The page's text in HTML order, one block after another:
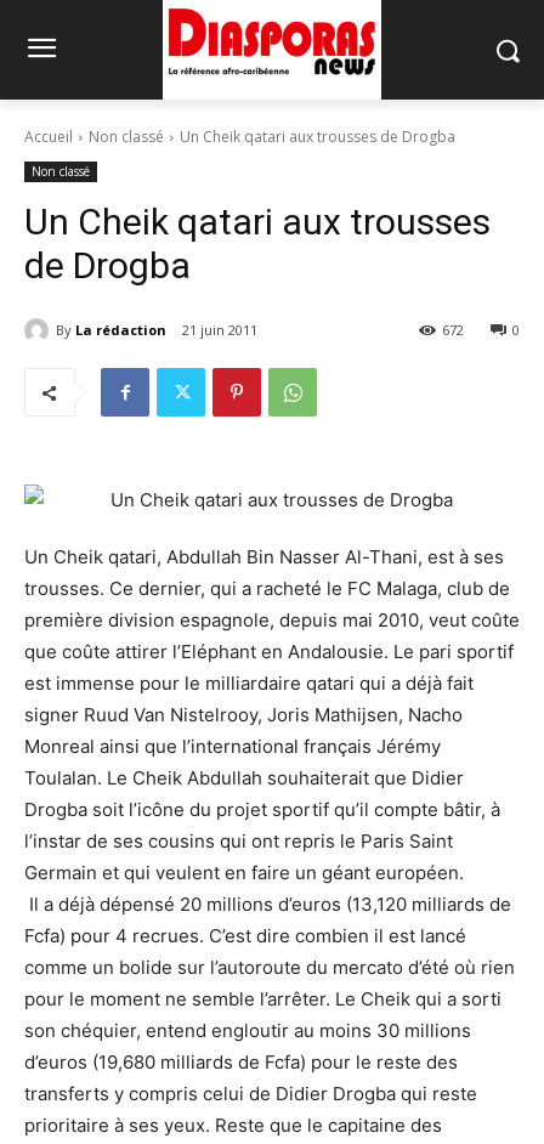
Accueil Non classé Un Cheik qatari aux trousses de Drogba
Non classé
Un Cheik qatari aux trousses
de Drogba
By La rédaction 21 juin 2011 0
672
Un Cheik qatari, Abdullah Bin Nasser Al-Thani, est à ses
trousses. Ce dernier, qui a racheté le FC Malaga, club de
première division espagnole, depuis mai 2010, veut coûte
que coûte attirer l’Eléphant en Andalousie. Le pari sportif
est immense pour le milliardaire qatari qui a déjà fait
signer Ruud Van Nistelrooy, Joris Mathijsen, Nacho
Monreal ainsi que l’international français Jérémy
Toulalan. Le Cheik Abdullah souhaiterait que Didier
Drogba soit l’icône du projet sportif qu’il compte bâtir, à
l’instar de ses cousins qui ont repris le Paris Saint
Germain et qui veulent en faire un géant européen.
Il a déjà dépensé 20 millions d’euros (13,120 milliards de
Fcfa) pour 4 recrues. C’est dire combien il est lancé
comme un bolide sur l’autoroute du mercato d’été où rien
pour le moment ne semble l’arrêter. Le Cheik qui a sorti
son chéquier, entend engloutir au moins 30 millions
d’euros (19,680 milliards de Fcfa) pour le reste des
transferts y compris celui de Didier Drogba qui reste
prioritaire à ses yeux. Reste que le capitaine des